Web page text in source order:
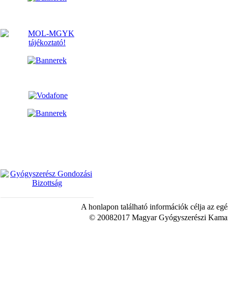
A honlapon található információk célja az
© 20082017 Magyar Gyógyszerészi